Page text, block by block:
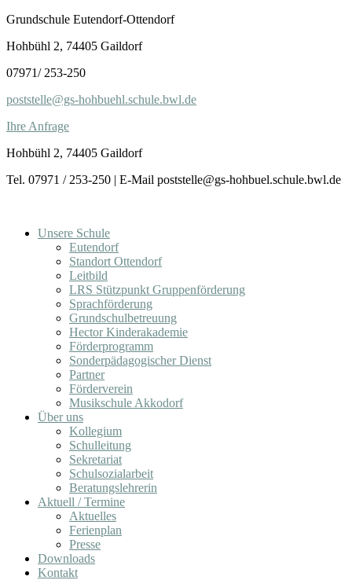
Zum
springen
Grundschule Eutendorf-Ottendorf
Hohbühl 2, 74405 Gaildorf
07971/ 253-250
poststelle@gs-hohbuehl.schule.bwl.de
Ihre Anfrage
Hohbühl 2, 74405 Gaildorf
Tel. 07971 / 253-250 | E-Mail poststelle@gs-hohbuel.schule.bwl.de
Unsere Schule
Eutendorf
Standort Ottendorf
Leitbild
LRS Stützpunkt Gruppenförderung
Sprachförderung
Grundschulbetreuung
Hector Kinderakademie
Förderprogramm
Sonderpädagogischer Dienst
Partner
Förderverein
Musikschule Akkodorf
Über uns
Kollegium
Schulleitung
Sekretariat
Schulsozialarbeit
Beratungslehrerin
Aktuell / Termine
Aktuelles
Ferienplan
Presse
Downloads
Kontakt